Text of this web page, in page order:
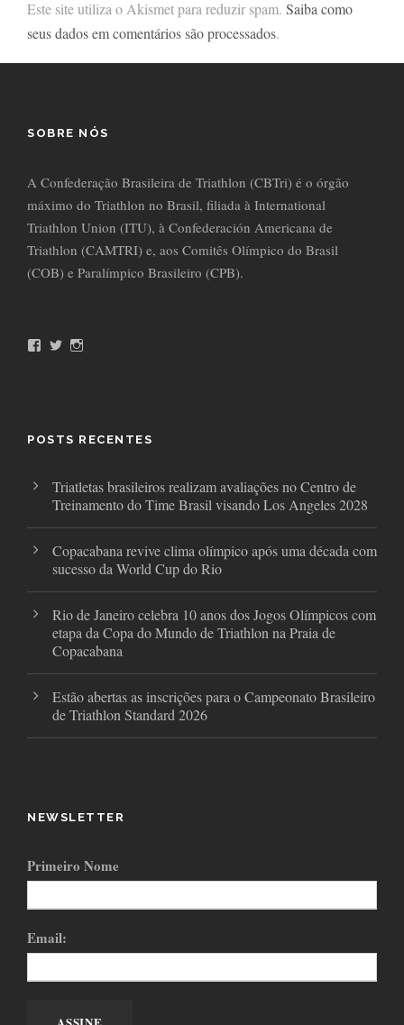
Este site utiliza o Akismet para reduzir spam. Saiba como
seus dados em comentários são processados.
SOBRE NÓS
A Confederação Brasileira de Triathlon (CBTri) é o órgão
máximo do Triathlon no Brasil, filiada à International
Triathlon Union (ITU), à Confederación Americana de
Triathlon (CAMTRI) e, aos Comitês Olímpico do Brasil
(COB) e Paralímpico Brasileiro (CPB).
k
T
a
POSTS RECENTES
Triatletas brasileiros realizam avaliações no Centro de
Treinamento do Time Brasil visando Los Angeles 2028
Copacabana revive clima olímpico após uma década com
sucesso da World Cup do Rio
Rio de Janeiro celebra 10 anos dos Jogos Olímpicos com
etapa da Copa do Mundo de Triathlon na Praia de
Copacabana
Estão abertas as inscrições para o Campeonato Brasileiro
de Triathlon Standard 2026
NEWSLETTER
Primeiro Nome
Email: